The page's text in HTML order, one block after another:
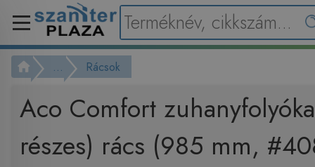
... Rácsok
Aco Comfort
részes) rács (985 mm,